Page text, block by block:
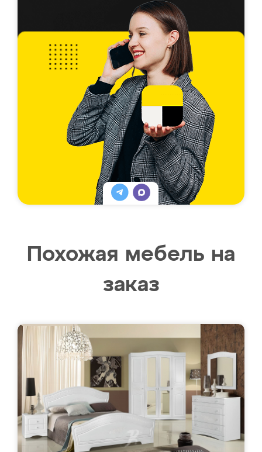
Похожая мебель на
заказ